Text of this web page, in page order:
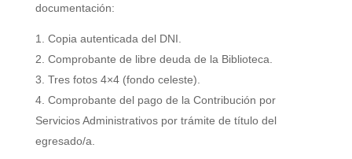
documentación:
Copia autenticada del DNI.
Comprobante de libre deuda de la Biblioteca.
Tres fotos 4×4 (fondo celeste).
Comprobante del pago de la Contribución por
Servicios Administrativos por trámite de título del
egresado/a.